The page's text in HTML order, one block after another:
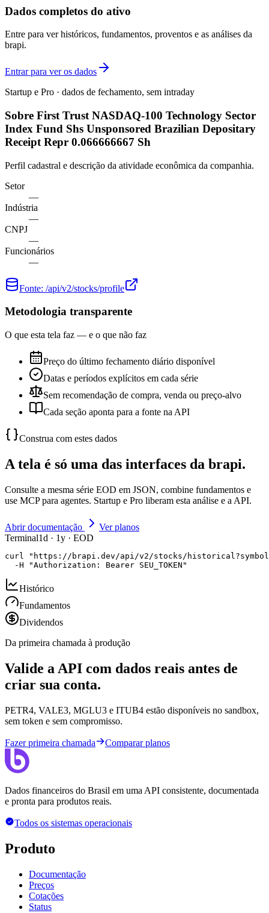
Dados completos do ativo
Entre para ver históricos, fundamentos, proventos e as análises da
brapi.
Entrar para ver os dados
Startup e Pro · dados de fechamento, sem intraday
Sobre First Trust NASDAQ-100 Technology Sector
Index Fund Shs Unsponsored Brazilian Depositary
Receipt Repr 0.066666667 Sh
Perfil cadastral e descrição da atividade econômica da companhia.
Setor
—
Indústria
—
CNPJ
—
Funcionários
—
Fonte: /api/v2/stocks/profile
Metodologia transparente
O que esta tela faz — e o que não faz
Preço do último fechamento diário disponível
Datas e períodos explícitos em cada série
Sem recomendação de compra, venda ou preço-alvo
Cada seção aponta para a fonte na API
Construa com estes dados
A tela é só uma das interfaces da brapi.
Consulte a mesma série EOD em JSON, combine fundamentos e
use MCP para agentes. Startup e Pro liberam esta análise e a API.
Abrir documentação
Ver planos
Terminal1d · 1y · EOD
curl "https://brapi.dev/api/v2/stocks/
  -H "Authorization: Bearer SEU_TOKEN"
Histórico
Fundamentos
Dividendos
Da primeira chamada à produção
Valide a API com dados reais antes de
criar sua conta.
PETR4, VALE3, MGLU3 e ITUB4 estão disponíveis no sandbox,
sem token e sem compromisso.
Fazer primeira chamada Comparar planos
Dados financeiros do Brasil em uma API consistente, documentada
e pronta para produtos reais.
Todos os sistemas operacionais
Produto
Documentação
Preços
Cotações
Status